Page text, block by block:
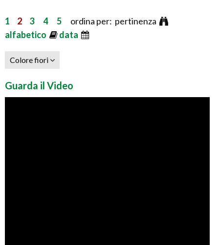
1 2 3 4 5 ordina per: pertinenza
alfabetico
data
Colore fiori
Guarda il Video